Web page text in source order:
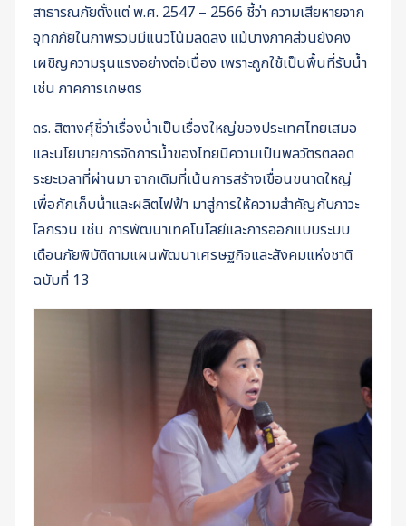
สาธารณภัยตั้งแต่ พ.ศ. 2547 – 2566 ชี้ว่า ความเสียหายจาก
อุทกภัยในภาพรวมมีแนวโน้มลดลง แม้บางภาคส่วนยังคง
เผชิญความรุนแรงอย่างต่อเนื่อง เพราะถูกใช้เป็นพื้นที่รับน้ำ
เช่น ภาคการเกษตร
ดร. สิตางศุ์ชี้ว่าเรื่องน้ำเป็นเรื่องใหญ่ของประเทศไทยเสมอ
และนโยบายการจัดการน้ำของไทยมีความเป็นพลวัตรตลอด
ระยะเวลาที่ผ่านมา จากเดิมที่เน้นการสร้างเขื่อนขนาดใหญ่
เพื่อกักเก็บน้ำและผลิตไฟฟ้า มาสู่การให้ความสำคัญกับภาวะ
โลกรวน เช่น การพัฒนาเทคโนโลยีและการออกแบบระบบ
เตือนภัยพิบัติตามแผนพัฒนาเศรษฐกิจและสังคมแห่งชาติ
ฉบับที่ 13